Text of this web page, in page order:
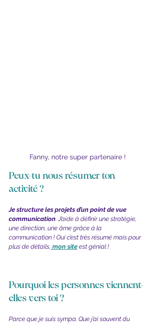
Fanny, notre super partenaire !
Peux-tu nous résumer ton
activité ?
Je structure les projets d’un point de vue
communication. J’aide à définir une stratégie,
une direction, une âme grâce à la
communication ! Oui c’est très résumé mais pour
plus de détails, mon site est génial !
Pourquoi les personnes viennent-
elles vers toi ?
Parce que je suis sympa. Que j’ai souvent du